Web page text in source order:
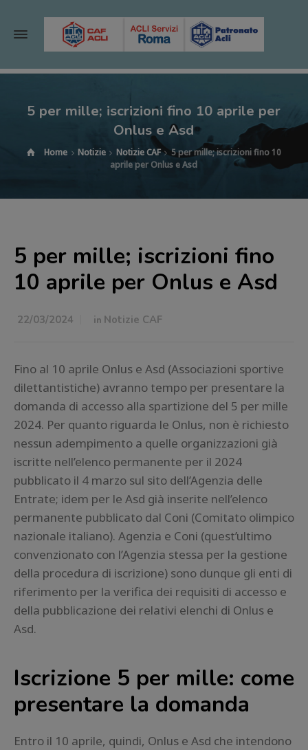
5 per mille; iscrizioni fino 10 aprile per
Onlus e Asd
Home Notizie Notizie CAF
5 per mille; iscrizioni fino 10
aprile per Onlus e Asd
5 per mille; iscrizioni fino
10 aprile per Onlus e Asd
22/03/2024 in Notizie CAF
Fino al 10 aprile Onlus e Asd (Associazioni sportive
dilettantistiche) avranno tempo per presentare la
domanda di accesso alla spartizione del 5 per mille
2024. Per quanto riguarda le Onlus, non è richiesto
nessun adempimento a quelle organizzazioni già
iscritte nell’elenco permanente per il 2024
pubblicato il 4 marzo sul sito dell’Agenzia delle
Entrate; idem per le Asd già inserite nell’elenco
permanente pubblicato dal Coni (Comitato olimpico
nazionale italiano). Agenzia e Coni (quest’ultimo
convenzionato con l’Agenzia stessa per la gestione
della procedura di iscrizione) sono dunque gli enti di
riferimento per la verifica dei requisiti di accesso e
della pubblicazione dei relativi elenchi di Onlus e
Asd.
Iscrizione 5 per mille: come
presentare la domanda
Entro il 10 aprile, quindi, Onlus e Asd che intendono